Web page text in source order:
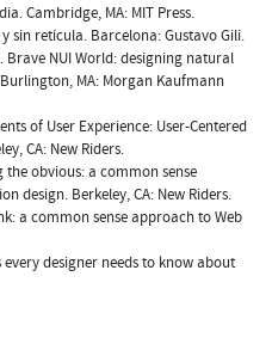
Cambridge, MA: MIT Press.
sin retícula. Barcelona: Gustavo Gili.
Brave NUI World: designing natural
MA: Morgan Kaufmann
of User Experience: User-Centered
CA: New Riders.
the obvious: a common sense
design. Berkeley, CA: New Riders.
a common sense approach to Web
every designer needs to know about